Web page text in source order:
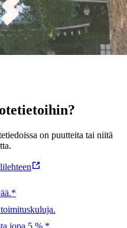
on puutteita tai niitä